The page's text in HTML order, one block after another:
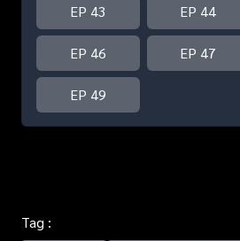
EP 43 EP 44
EP 46 EP 47
EP 49
Tag :